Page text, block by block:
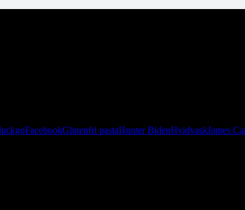
FacebookGlutenfri pastaHunter BidenHvidvaskJames